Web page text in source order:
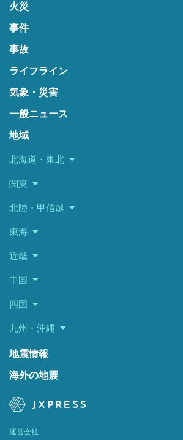
火災
事件
事故
ライフライン
気象・災害
一般ニュース
地域
北海道・東北
関東
北陸・甲信越
東海
近畿
中国
四国
九州・沖縄
地震情報
海外の地震
運営会社